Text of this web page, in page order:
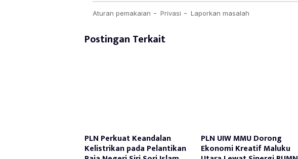
Postingan Terkait
PLN Perkuat Keandalan
Kelistrikan pada Pelantikan
PLN UIW MMU Dorong
Ekonomi Kreatif Maluku